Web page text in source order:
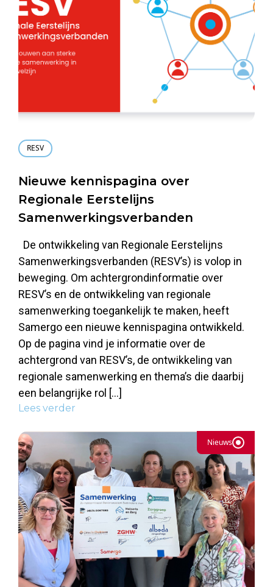
RESV
Nieuwe kennispagina over
Regionale Eerstelijns
Samenwerkingsverbanden
De ontwikkeling van Regionale Eerstelijns
Samenwerkingsverbanden (RESV’s) is volop in
beweging. Om achtergrondinformatie over
RESV’s en de ontwikkeling van regionale
samenwerking toegankelijk te maken, heeft
Samergo een nieuwe kennispagina ontwikkeld.
Op de pagina vind je informatie over de
achtergrond van RESV’s, de ontwikkeling van
regionale samenwerking en thema’s die daarbij
een belangrijke rol […]
Lees verder
Nieuws